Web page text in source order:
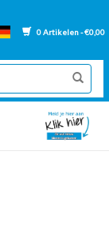
0 Artikelen - €0,00